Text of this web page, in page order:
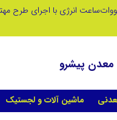
معدن پیشرو
ماشین آلات و لجستیک